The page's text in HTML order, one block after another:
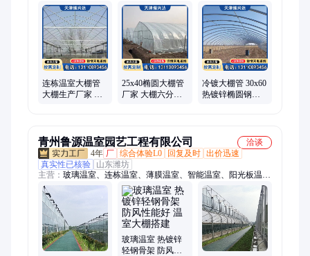
锌钢管、镀锌椭圆管、镀锌钢管、大棚镀锌钢管、养鸡大棚、大
棚管钢架、Q235B镀锌钢管、连栋大棚管、温室大棚管、椭圆管
大棚、智能玻璃温室大棚、蔬菜种植大棚管、育苗温室大棚管、
香菇大棚管、4分镀锌椭圆管、西瓜草莓种植大棚、镀锌大棚钢
管、养殖大棚管厂、镀锌椭圆管大棚、镀锌管大棚、镀锌管
连栋温室大棚管
大棚生产厂家 热
25x40椭圆大棚管
厂家 大棚六分管
冷镀大棚管 30x60
热镀锌椭圆钢管
青州鲁源温室园艺工程有限公司
洽谈
4年 厂 综合体验L0 回复及时 出价迅速
真实性已核验
山东潍坊
主营： 玻璃温室、连栋温室、薄膜温室、智能温室、阳光板温
室、日光温室、温室工程、温室大棚
玻璃温室 热镀锌
轻钢骨架 防风性